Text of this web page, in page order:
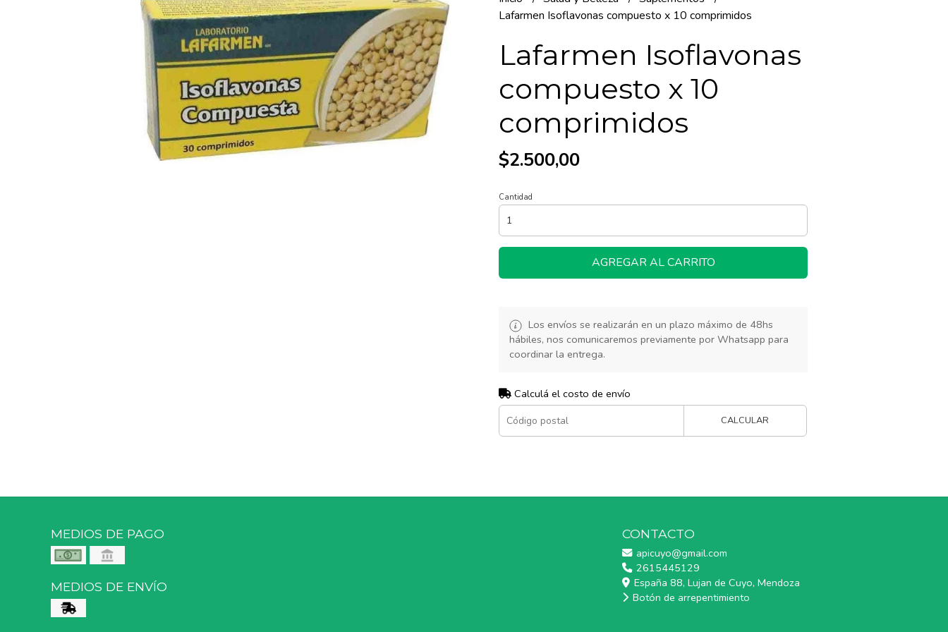
Lafarmen Isoflavonas compuesto x 10 comprimidos
Lafarmen Isoflavonas
compuesto x 10
comprimidos
$2.500,00
Cantidad
AGREGAR AL CARRITO
Los envíos se realizarán en un plazo máximo de 48hs
hábiles, nos comunicaremos previamente por Whatsapp para
coordinar la entrega.
Calculá el costo de envío
CALCULAR
MEDIOS DE PAGO
MEDIOS DE ENVÍO
CONTACTO
apicuyo@gmail.com
2615445129
España 88, Lujan de Cuyo, Mendoza
Botón de arrepentimiento